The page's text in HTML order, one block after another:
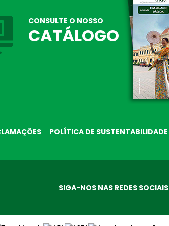
CONSULTE O NOSSO
CATÁLOGO
POLÍTICA DE SUSTENTABILIDADE
SIGA-NOS NAS REDES SOCIAIS